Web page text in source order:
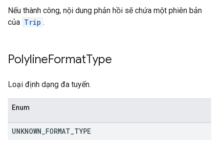
Nếu thành công, nội dung phản hồi sẽ chứa một phiên bản
của Trip .
PolylineFormatType
Loại định dạng đa tuyến.
Enum
UNKNOWN FORMAT TYPE